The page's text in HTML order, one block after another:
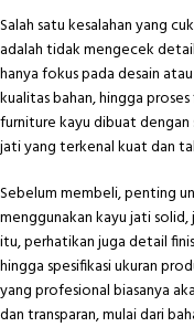
Salah satu kesalahan yang
adalah tidak mengecek
hanya fokus pada desain
kualitas bahan, hingga
furniture kayu dibuat dengan
jati yang terkenal kuat dan
Sebelum membeli, penting
menggunakan kayu jati
itu, perhatikan juga detail
hingga spesifikasi ukuran
yang profesional biasanya
dan transparan, mulai dari